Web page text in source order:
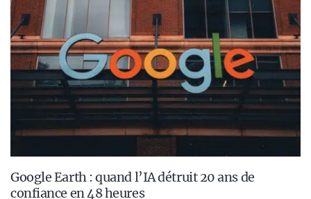
Google Earth : quand l’IA détruit 20 ans de
confiance en 48 heures